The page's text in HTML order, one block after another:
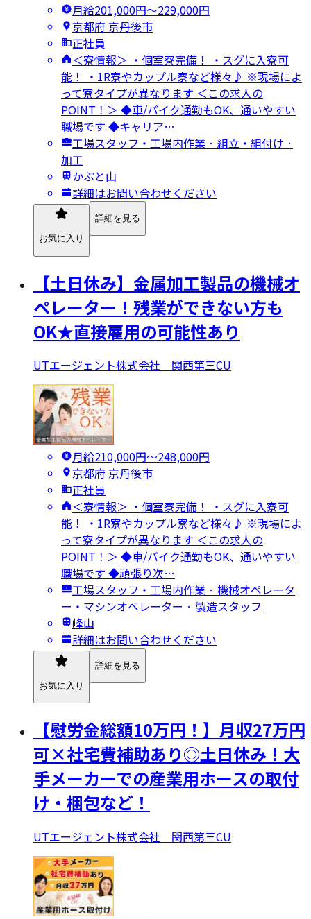
月給201,000円〜229,000円
京都府 京丹後市
正社員
＜寮情報＞ ・個室寮完備！ ・スグに入寮可
能！ ・1R寮やカップル寮など様々♪ ※現場によ
って寮タイプが異なります ＜この求人の
POINT！＞ ◆車/バイク通勤もOK、通いやすい
職場です ◆キャリア…
工場スタッフ・工場内作業 · 組立・組付け ·
加工
かぶと山
詳細はお問い合わせください
お気に入り
詳細を見る
【土日休み】金属加工製品の機械オ
ペレーター！残業ができない方も
OK★直接雇用の可能性あり
UTエージェント株式会社 関西第三CU
月給210,000円〜248,000円
京都府 京丹後市
正社員
＜寮情報＞ ・個室寮完備！ ・スグに入寮可
能！ ・1R寮やカップル寮など様々♪ ※現場によ
って寮タイプが異なります ＜この求人の
POINT！＞ ◆車/バイク通勤もOK、通いやすい
職場です ◆頑張り次…
工場スタッフ・工場内作業 · 機械オペレータ
ー・マシンオペレーター · 製造スタッフ
峰山
詳細はお問い合わせください
お気に入り
詳細を見る
【慰労金総額10万円！】月収27万円
可×社宅費補助あり◎土日休み！大
手メーカーでの産業用ホースの取付
け・梱包など！
UTエージェント株式会社 関西第三CU